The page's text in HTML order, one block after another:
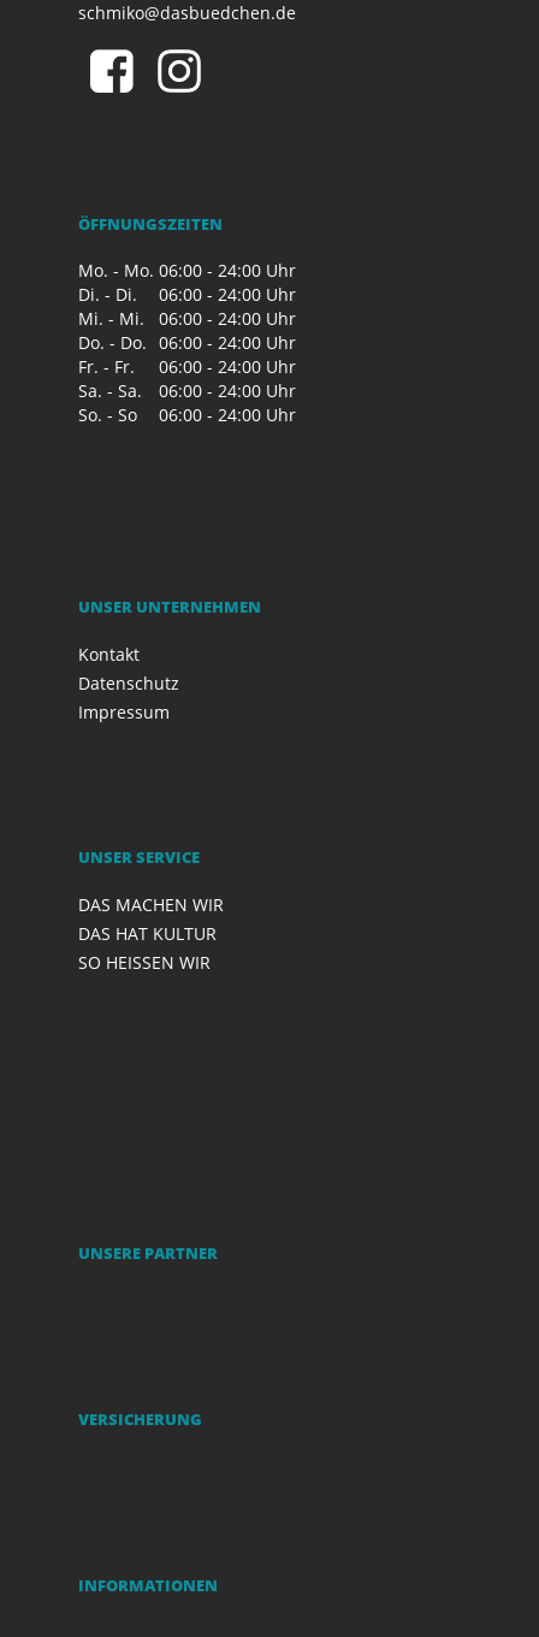
schmiko@dasbuedchen.de
ÖFFNUNGSZEITEN
Mo. - Mo. 06:00 - 24:00 Uhr
Di. - Di.
06:00 - 24:00 Uhr
Mi. - Mi.
06:00 - 24:00 Uhr
Do. - Do. 06:00 - 24:00 Uhr
Fr. - Fr.
06:00 - 24:00 Uhr
Sa. - Sa.
06:00 - 24:00 Uhr
So. - So
06:00 - 24:00 Uhr
UNSER UNTERNEHMEN
Kontakt
Datenschutz
Impressum
UNSER SERVICE
DAS MACHEN WIR
DAS HAT KULTUR
SO HEISSEN WIR
UNSERE PARTNER
VERSICHERUNG
INFORMATIONEN